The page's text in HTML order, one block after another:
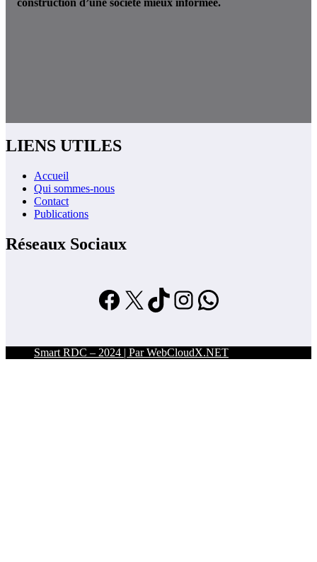
LIENS UTILES
Accueil
Qui sommes-nous
Contact
Publications
Réseaux Sociaux
Facebook
X TikTok
Instagram
WhatsApp
Smart RDC – 2024 | Par WebCloudX.NET